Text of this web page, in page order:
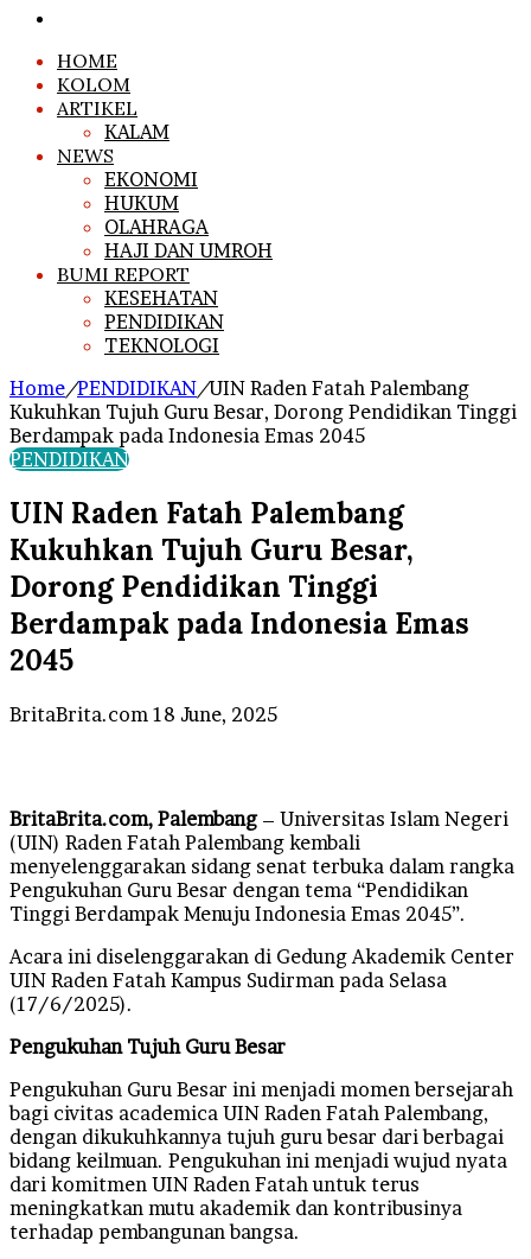
HOME
KOLOM
ARTIKEL
KALAM
NEWS
EKONOMI
HUKUM
OLAHRAGA
HAJI DAN UMROH
BUMI REPORT
KESEHATAN
PENDIDIKAN
TEKNOLOGI
Home/PENDIDIKAN/UIN Raden Fatah Palembang
Kukuhkan Tujuh Guru Besar, Dorong Pendidikan Tinggi
Berdampak pada Indonesia Emas 2045
PENDIDIKAN
UIN Raden Fatah Palembang
Kukuhkan Tujuh Guru Besar,
Dorong Pendidikan Tinggi
Berdampak pada Indonesia Emas
2045
BritaBrita.com Send
18 June, 2025
BritaBrita.com, Palembang– Universitas Islam Negeri
(UIN) Raden Fatah Palembang kembali
menyelenggarakan sidang senat terbuka dalam rangka
Pengukuhan Guru Besar dengan tema “Pendidikan
Tinggi Berdampak Menuju Indonesia Emas 2045”.
Acara ini diselenggarakan di Gedung Akademik Center
UIN Raden Fatah Kampus Sudirman pada Selasa
(17/6/2025).
Pengukuhan Tujuh Guru Besar
Pengukuhan Guru Besar ini menjadi momen bersejarah
bagi civitas academica UIN Raden Fatah Palembang,
dengan dikukuhkannya tujuh guru besar dari berbagai
bidang keilmuan. Pengukuhan ini menjadi wujud nyata
dari komitmen UIN Raden Fatah untuk terus
meningkatkan mutu akademik dan kontribusinya
terhadap pembangunan bangsa.